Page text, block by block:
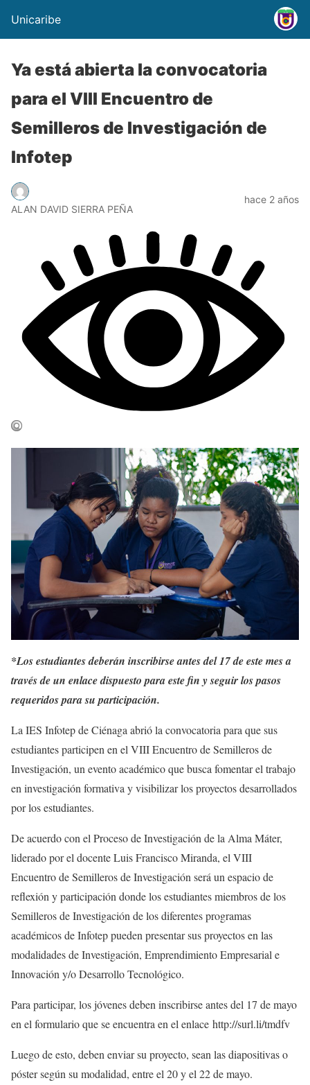
Unicaribe
Ya está abierta la convocatoria
para el VIII Encuentro de
Semilleros de Investigación de
Infotep
ALAN DAVID SIERRA PEÑA
hace 2 años
*Los estudiantes deberán inscribirse antes del 17 de este mes a
través de un enlace dispuesto para este fin y seguir los pasos
requeridos para su participación.
La IES Infotep de Ciénaga abrió la convocatoria para que sus
estudiantes participen en el VIII Encuentro de Semilleros de
Investigación, un evento académico que busca fomentar el trabajo
en investigación formativa y visibilizar los proyectos desarrollados
por los estudiantes.
De acuerdo con el Proceso de Investigación de la Alma Máter,
liderado por el docente Luis Francisco Miranda, el VIII
Encuentro de Semilleros de Investigación será un espacio de
reflexión y participación donde los estudiantes miembros de los
Semilleros de Investigación de los diferentes programas
académicos de Infotep pueden presentar sus proyectos en las
modalidades de Investigación, Emprendimiento Empresarial e
Innovación y/o Desarrollo Tecnológico.
Para participar, los jóvenes deben inscribirse antes del 17 de mayo
en el formulario que se encuentra en el enlace http://surl.li/tmdfv
Luego de esto, deben enviar su proyecto, sean las diapositivas o
póster según su modalidad, entre el 20 y el 22 de mayo.